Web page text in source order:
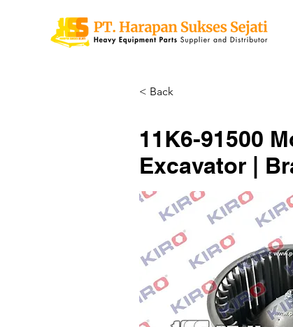
< Back
11K6-91500
Excavator |